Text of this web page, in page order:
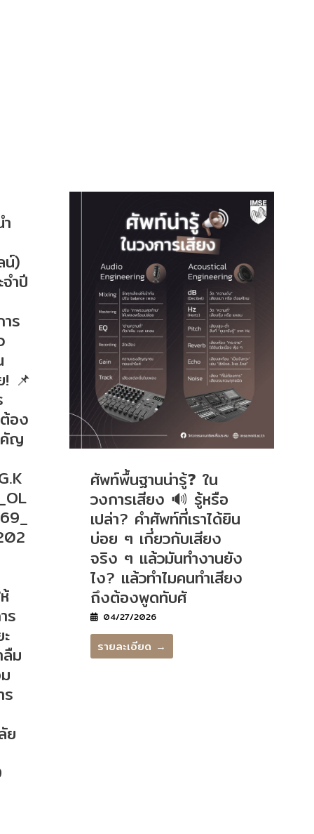
น์)
ำปี
ร
! 📌
อง
คัญ
ร
ม
ร
ย
ศัพท์พื้นฐานน่ารู้❓ ใน
วงการเสียง 🔊 รู้หรือ
เปล่า? คำศัพท์ที่เราได้ยิน
บ่อย ๆ เกี่ยวกับเสียง
จริง ๆ แล้วมันทำงานยัง
ไง? แล้วทำไมคนทำเสียง
ถึงต้องพูดทับศั
04/27/2026
รายละเอียด →